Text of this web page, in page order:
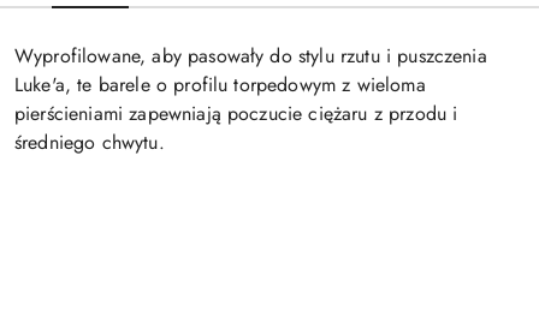
Wyprofilowane, aby pasowały do stylu rzutu i puszczenia
Luke'a, te barele o profilu torpedowym z wieloma
pierścieniami zapewniają poczucie ciężaru z przodu i
średniego chwytu.